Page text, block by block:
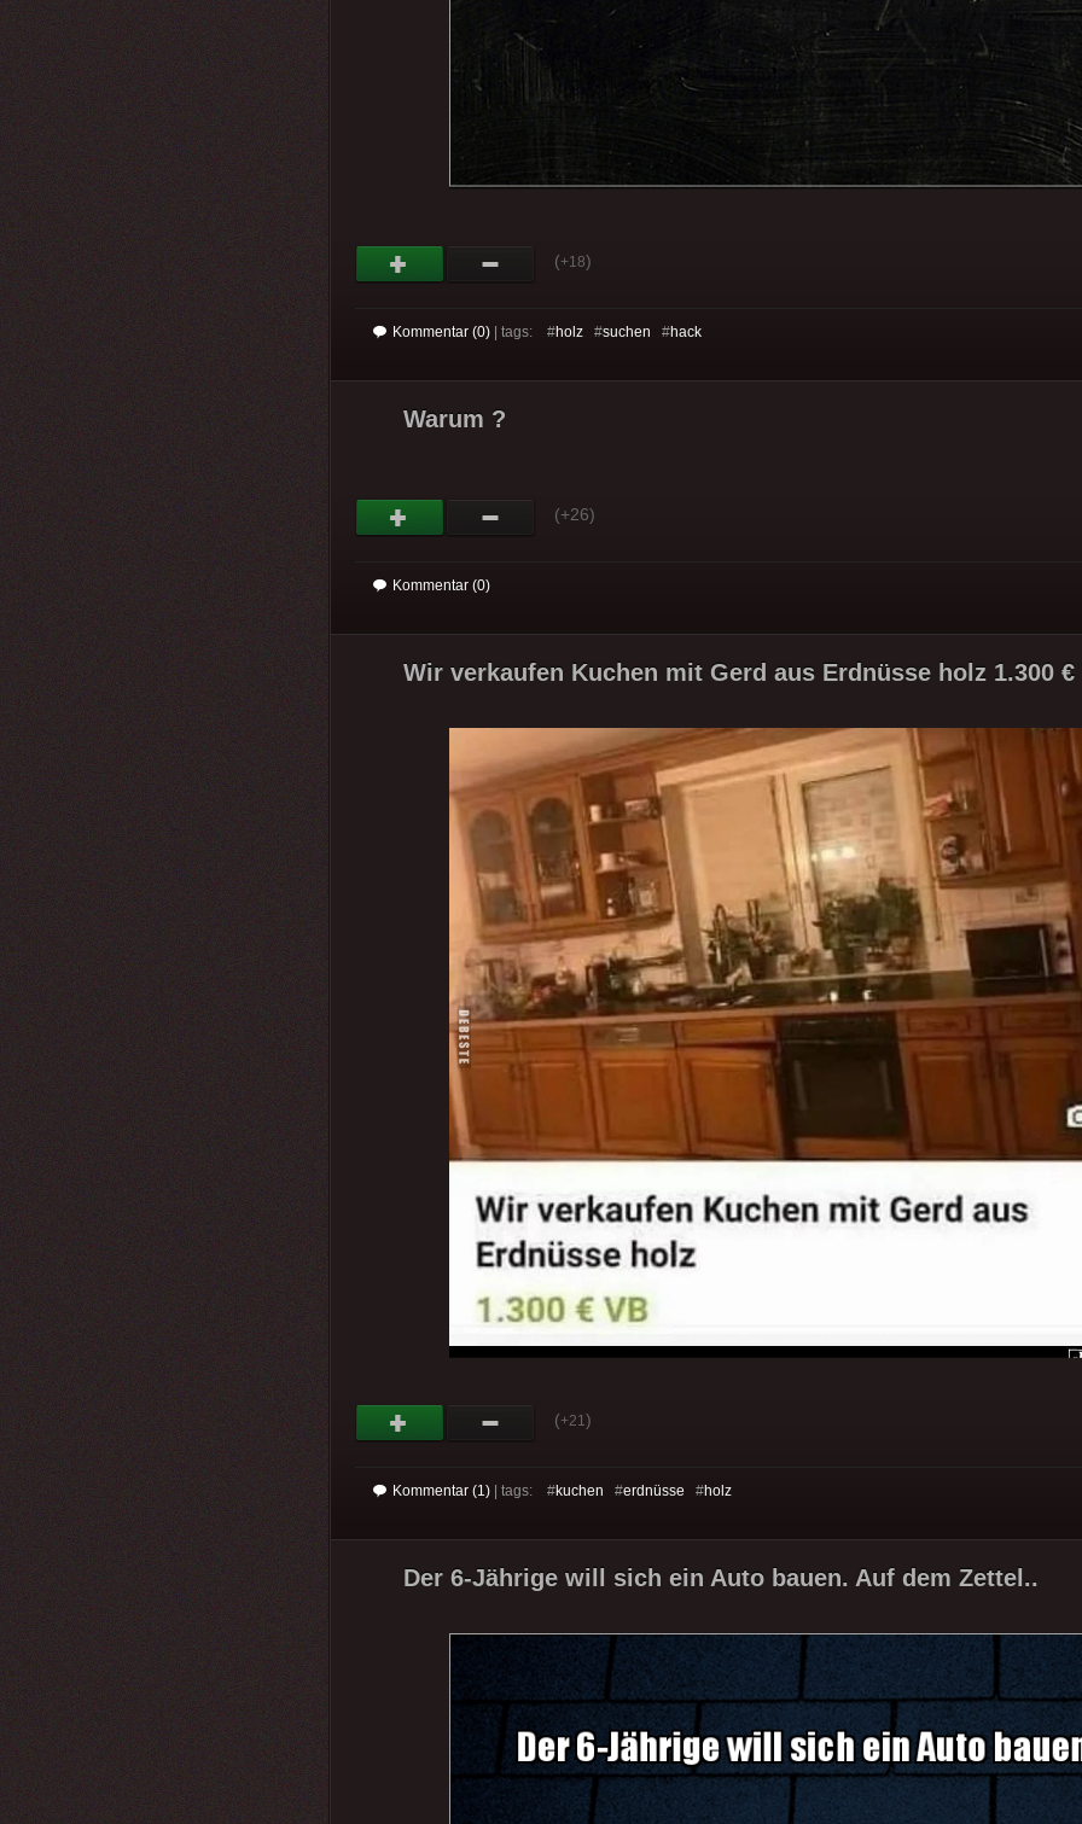
(+18)
Kommentar (0) | tags: #holz #suchen #hack
Warum ?
(+26)
Kommentar (0)
Wir verkaufen Kuchen mit Gerd aus Erdnüsse holz 1.300 €
(+21 )
Kommentar (1) | tags: #kuchen #erdnüsse #holz
Der 6-Jährige will sich ein Auto bauen. Auf dem Zettel..